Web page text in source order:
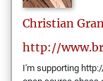
Christian
http://
I'm supporting